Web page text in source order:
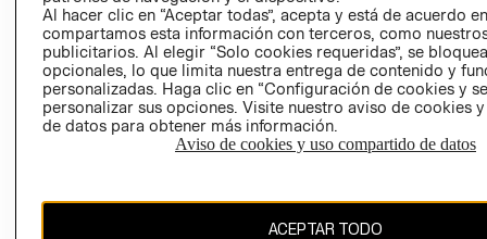
Chile ($)
Al hacer clic en “Aceptar todas”, acepta y está de acuerdo
compartamos esta información con terceros, como
publicitarios. Al elegir “Solo cookies requeridas”, se
opcionales, lo que limita nuestra entrega de contenido y
personalizadas. Haga clic en “Configuración de cookies y
personalizar sus opciones. Visite nuestro aviso de cookies
de datos para obtener más información.
Aviso de cookies y uso compartido de datos
ACEPTAR TODO